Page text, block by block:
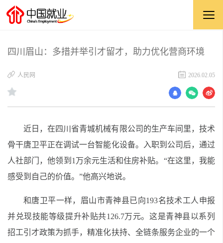
四川眉山：多措并举引才留才，助力优化营商环境
​人民网 2026.02.05
近日，在四川省青城机械有限公司的生产车间里，技术
骨干唐卫平正在调试一台智能化设备。入职到公司后，通过
人社部门，他领到1万余元生活和住房补贴。“在这里，我能
感受到自己的价值。”他高兴地说。
和唐卫平一样，眉山市青神县已向193名技术工人申报
并兑现技能等级提升补贴共126.7万元。这是青神县以系列
招工引才政策为抓手，精准化扶持、全链条服务企业的一个